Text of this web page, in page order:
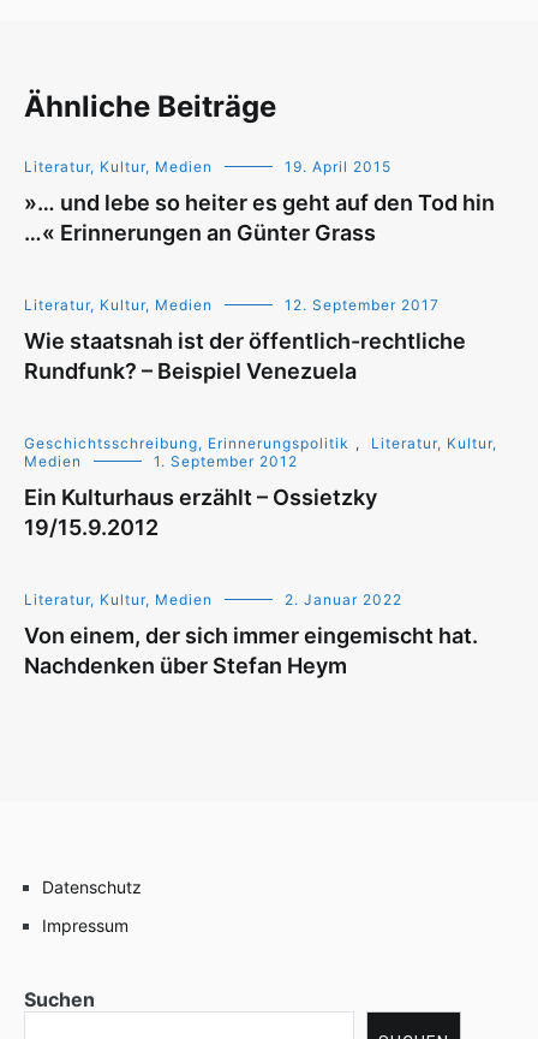
Ähnliche Beiträge
Literatur, Kultur, Medien 19. April 2015
»… und lebe so heiter es geht auf den Tod hin
…« Erinnerungen an Günter Grass
Literatur, Kultur, Medien 12. September 2017
Wie staatsnah ist der öffentlich-rechtliche
Rundfunk? – Beispiel Venezuela
Geschichtsschreibung, Erinnerungspolitik ,
Literatur, Kultur,
Medien
1. September 2012
Ein Kulturhaus erzählt – Ossietzky
19/15.9.2012
Literatur, Kultur, Medien 2. Januar 2022
Von einem, der sich immer eingemischt hat.
Nachdenken über Stefan Heym
Datenschutz
Impressum
Suchen